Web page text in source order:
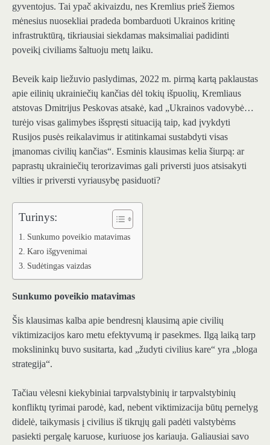
gyventojus. Tai ypač akivaizdu, nes Kremlius prieš žiemos
mėnesius nuosekliai pradeda bombarduoti Ukrainos kritinę
infrastruktūrą, tikriausiai siekdamas maksimaliai padidinti
poveikį civiliams šaltuoju metų laiku.
Beveik kaip liežuvio paslydimas, 2022 m. pirmą kartą paklaustas
apie eilinių ukrainiečių kančias dėl tokių išpuolių, Kremliaus
atstovas Dmitrijus Peskovas atsakė, kad „Ukrainos vadovybė…
turėjo visas galimybes išspręsti situaciją taip, kad įvykdyti
Rusijos pusės reikalavimus ir atitinkamai sustabdyti visas
įmanomas civilių kančias“. Esminis klausimas kelia šiurpą: ar
paprastų ukrainiečių terorizavimas gali priversti juos atsisakyti
vilties ir priversti vyriausybę pasiduoti?
Turinys:
Sunkumo poveikio matavimas
Karo išgyvenimai
Sudėtingas vaizdas
Sunkumo poveikio matavimas
Šis klausimas kalba apie bendresnį klausimą apie civilių
viktimizacijos karo metu efektyvumą ir pasekmes. Ilgą laiką tarp
mokslininkų buvo susitarta, kad „žudyti civilius kare“ yra „bloga
strategija“.
Tačiau vėlesni kiekybiniai tarpvalstybinių ir tarpvalstybinių
konfliktų tyrimai parodė, kad, nebent viktimizacija būtų pernelyg
didelė, taikymasis į civilius iš tikrųjų gali padėti valstybėms
pasiekti pergalę karuose, kuriuose jos kariauja. Galiausiai savo